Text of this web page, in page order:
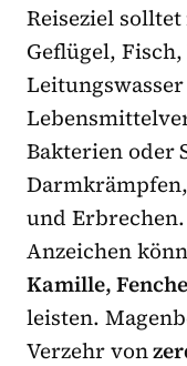
Reiseziel
Geflügel,
Bakterien oder
und
Anzeichen
Kamille,
leisten.
Verzehr von